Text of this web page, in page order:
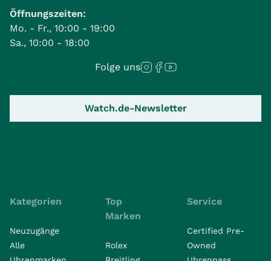
Öffnungszeiten:
Mo. - Fr., 10:00 - 19:00
Sa., 10:00 - 18:00
Folge uns
Watch.de-Newsletter
Kategorien
Neuzugänge
Alle
Top
Marken
Rolex
Service
Certified Pre-
Owned